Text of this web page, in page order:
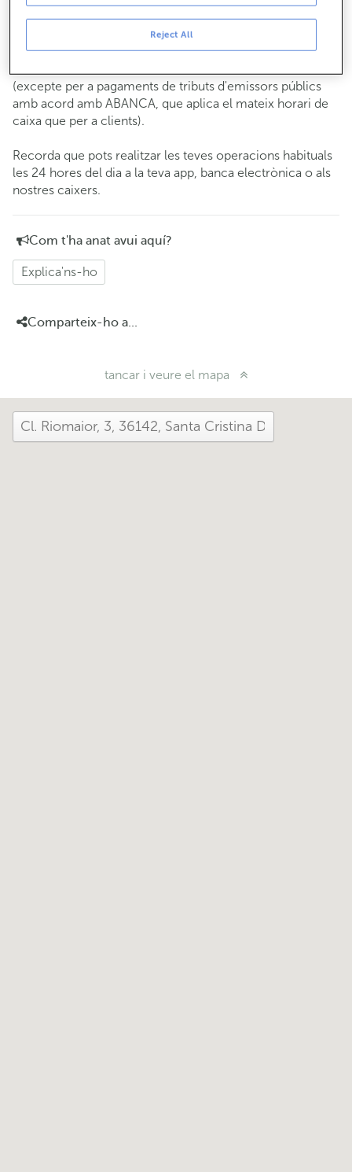
Operacions amb efectiu
Clients: de dilluns a divendres de 8:15 a 11:00
Si no ets client, l'horari de caixa serà elsdimarts i dijous
(excepte per a pagaments de tributs d'emissors públics
amb acord amb ABANCA, que aplica el mateix horari de
caixa que per a clients).
Recorda que pots realitzar les teves operacions habituals
les 24 hores del dia a la teva app, banca electrònica o als
nostres caixers.
Com t'ha anat avui aquí?
Explica'ns-ho
Comparteix-ho a...
tancar i veure el mapa
Reject All